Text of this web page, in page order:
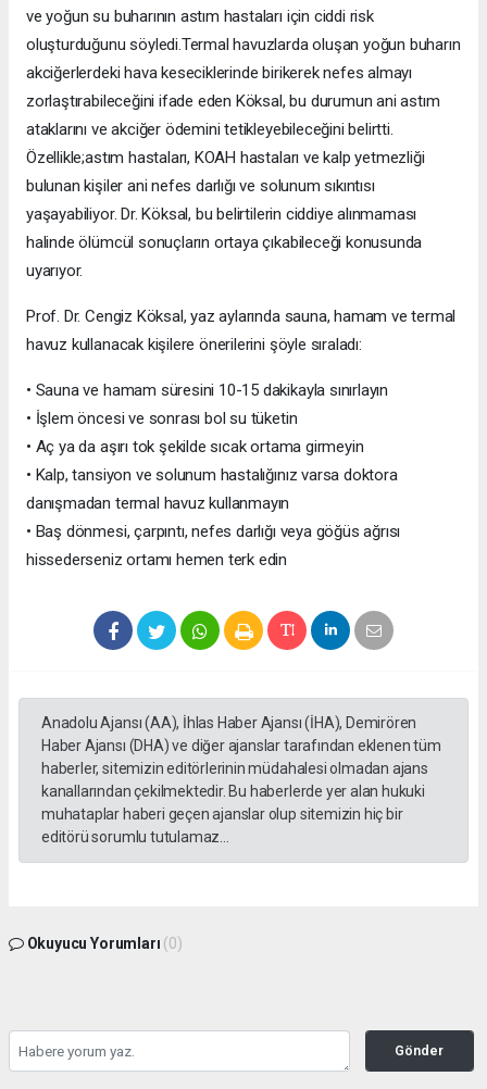
ve yoğun su buharının astım hastaları için ciddi risk
oluşturduğunu söyledi.Termal havuzlarda oluşan yoğun buharın
akciğerlerdeki hava keseciklerinde birikerek nefes almayı
zorlaştırabileceğini ifade eden Köksal, bu durumun ani astım
ataklarını ve akciğer ödemini tetikleyebileceğini belirtti.
Özellikle;astım hastaları, KOAH hastaları ve kalp yetmezliği
bulunan kişiler ani nefes darlığı ve solunum sıkıntısı
yaşayabiliyor. Dr. Köksal, bu belirtilerin ciddiye alınmaması
halinde ölümcül sonuçların ortaya çıkabileceği konusunda
uyarıyor.
Prof. Dr. Cengiz Köksal, yaz aylarında sauna, hamam ve termal
havuz kullanacak kişilere önerilerini şöyle sıraladı:
• Sauna ve hamam süresini 10-15 dakikayla sınırlayın
• İşlem öncesi ve sonrası bol su tüketin
• Aç ya da aşırı tok şekilde sıcak ortama girmeyin
• Kalp, tansiyon ve solunum hastalığınız varsa doktora
danışmadan termal havuz kullanmayın
• Baş dönmesi, çarpıntı, nefes darlığı veya göğüs ağrısı
hissederseniz ortamı hemen terk edin
Anadolu Ajansı (AA), İhlas Haber Ajansı (İHA), Demirören
Haber Ajansı (DHA) ve diğer ajanslar tarafından eklenen tüm
haberler, sitemizin editörlerinin müdahalesi olmadan ajans
kanallarından çekilmektedir. Bu haberlerde yer alan hukuki
muhataplar haberi geçen ajanslar olup sitemizin hiç bir
editörü sorumlu tutulamaz...
Okuyucu Yorumları (0)
Gönder